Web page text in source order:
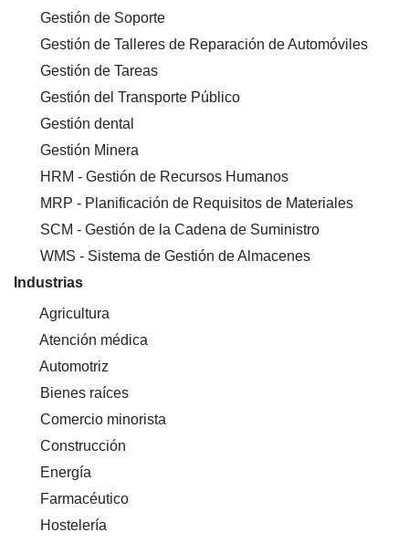
Gestión de Soporte
Gestión de Talleres de Reparación de Automóviles
Gestión de Tareas
Gestión del Transporte Público
Gestión dental
Gestión Minera
HRM - Gestión de Recursos Humanos
MRP - Planificación de Requisitos de Materiales
SCM - Gestión de la Cadena de Suministro
WMS - Sistema de Gestión de Almacenes
Industrias
Agricultura
Atención médica
Automotriz
Bienes raíces
Comercio minorista
Construcción
Energía
Farmacéutico
Hostelería